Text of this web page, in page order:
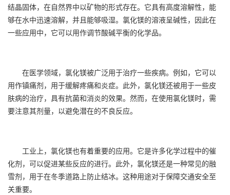
结晶固体，在自然界中以矿物的形式存在。它具有高度溶解性，能
够在水中迅速溶解，并且能够吸湿。氯化镁的溶液呈碱性，因此在
一些应用中，它可以用作调节酸碱平衡的化学品。
在医学领域，氯化镁被广泛用于治疗一些疾病。例如，它可以
用作镇痛剂，用于缓解疼痛和炎症。此外，氯化镁还被用于一些皮
肤病的治疗，具有抗菌和消炎的效果。然而，在使用氯化镁时，需
要注意其剂量，以避免潜在的不良反应。
工业上，氯化镁也有着重要的应用。它是许多化学过程中的催
化剂，可以促进某些反应的进行。此外，氯化镁还是一种常见的融
雪剂，用于在冬季道路上防止结冰。这种用途对于保障交通安全至
关重要。